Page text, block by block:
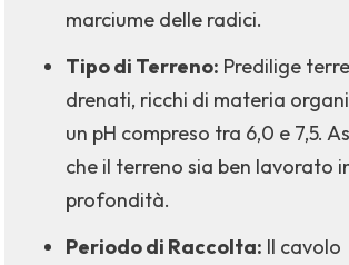
marciume delle radici.
Tipo di Terreno: Predilige
drenati, ricchi di materia
un pH compreso tra 6,0 e 7,5.
che il terreno sia ben lavorato
profondità.
Periodo di Raccolta: Il cavolo